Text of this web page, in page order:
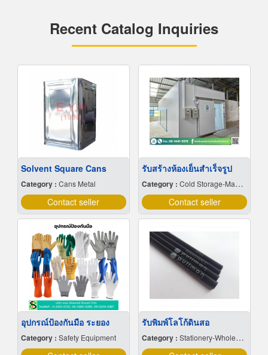
Recent Catalog Inquiries
Solvent Square Cans
Category : Cans Metal
Contact seller
รับสร้างห้องเย็นสำเร็จรูป
Category : Cold Storage-Manufacturers & Installation Designer
Contact seller
อุปกรณ์ป้องกันมือ ระยอง
Category : Safety Equipment
รับพิมพ์โลโก้ดินสอ
Category : Stationery-Wholesale & Manufacturers